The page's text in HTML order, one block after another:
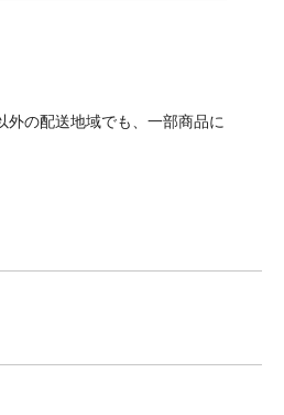
の配送地域でも、一部商品に